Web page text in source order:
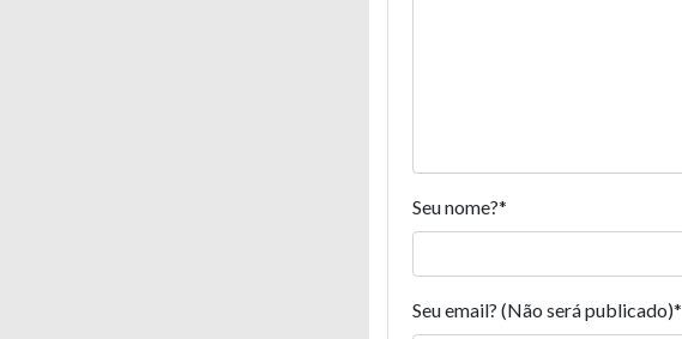
Seu nome?*
Seu email? (Não será publicado)*